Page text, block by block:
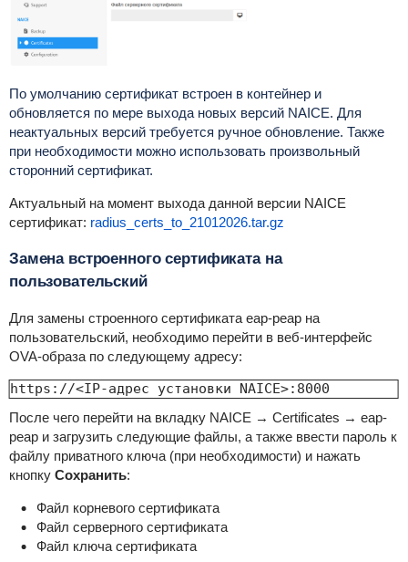
По умолчанию сертификат встроен в контейнер и
обновляется по мере выхода новых версий NAICE. Для
неактуальных версий требуется ручное обновление. Также
при необходимости можно использовать произвольный
сторонний сертификат.
Актуальный на момент выхода данной версии NAICE
сертификат: radius_certs_to_21012026.tar.gz
Замена встроенного сертификата на
пользовательский
Для замены строенного сертификата eap-peap на
пользовательский, необходимо перейти в веб-интерфейс
OVA-образа по следующему адресу:
https://<IP-адрес установки NAICE>:8000
После чего перейти на вкладку NAICE → Certificates → eap-
peap и загрузить следующие файлы, а также ввести пароль к
файлу приватного ключа (при необходимости) и нажать
кнопку Сохранить:
Файл корневого сертификата
Файл серверного сертификата
Файл ключа сертификата